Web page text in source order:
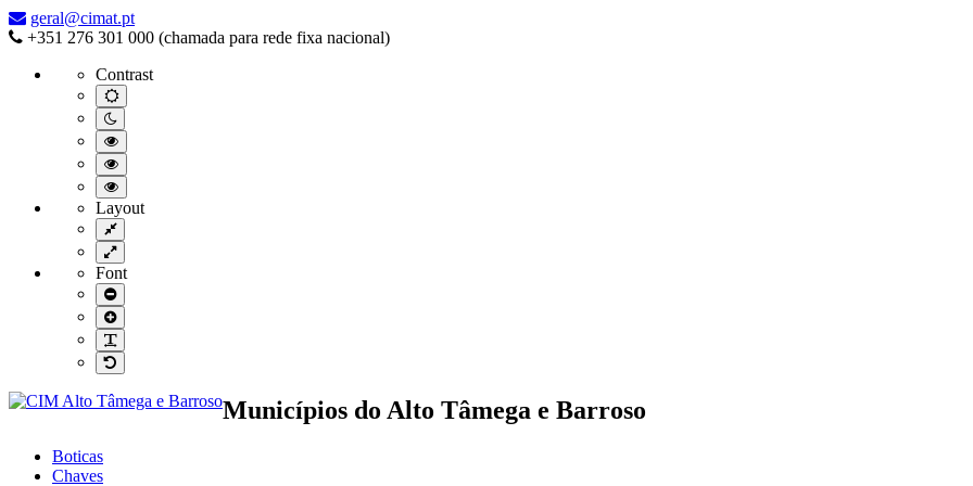
–
Municípios
Alto
geral@cimat.pt
+351 276 301 000 (chamada para rede fixa nacional)
Contrast
Default
contrast
Night
contrast
Black
and
White
contrast
Black
and
Yellow
contrast
Yellow
and
Black
contrast
Layout
Fixed
layout
Wide
layout
Font
Smaller
Font
Larger
Font
Readable
Font
Default
Font
Municípios do Alto Tâmega e Barroso
Boticas
Chaves